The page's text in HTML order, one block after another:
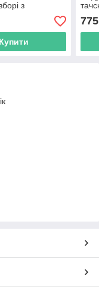
з
чорний, HC
Купити
775